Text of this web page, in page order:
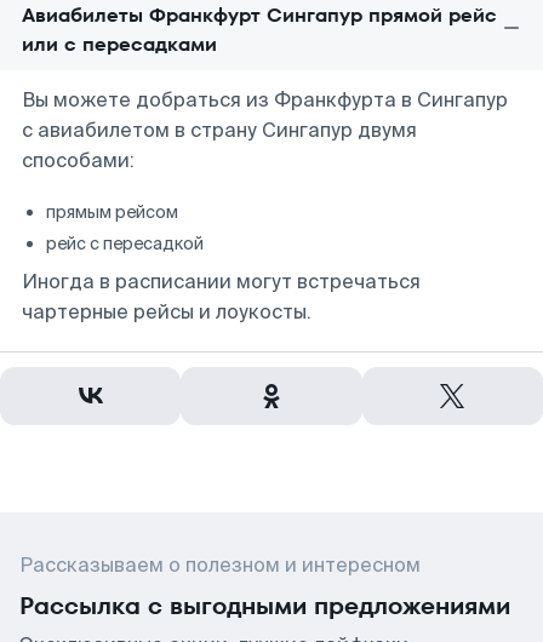
Авиабилеты Франкфурт Сингапур прямой рейс
или с пересадками
Вы можете добраться из Франкфурта в Сингапур
с авиабилетом в страну Сингапур двумя
способами:
прямым рейсом
рейс с пересадкой
Иногда в расписании могут встречаться
чартерные рейсы и лоукосты.
Рассказываем о полезном и интересном
Рассылка с выгодными предложениями